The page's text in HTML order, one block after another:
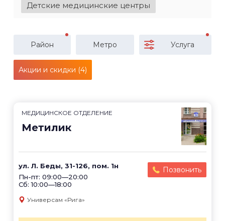
Детские медицинские центры
Район Метро Услуга
Акции и скидки (4)
МЕДИЦИНСКОЕ ОТДЕЛЕНИЕ
Метилик
ул. Л. Беды, 31-126, пом. 1н
Пн-пт: 09:00—20:00
Сб: 10:00—18:00
Позвонить
Универсам «Рига»